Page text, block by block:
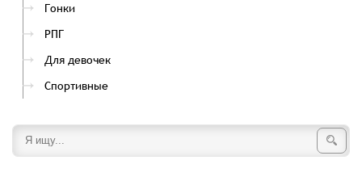
Гонки
РПГ
Для девочек
Спортивные